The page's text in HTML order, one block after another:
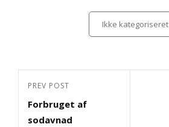
Categories
Ikke kategoriseret
Indlægsnavigation
Previous
Post
PREV POST
Forbruget af
sodavnad